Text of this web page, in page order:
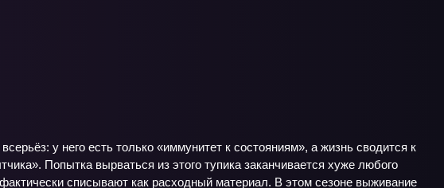
у него есть только «иммунитет к состояниям», а жизнь сводится к
Попытка вырваться из этого тупика заканчивается хуже любого
списывают как расходный материал. В этом сезоне выживание